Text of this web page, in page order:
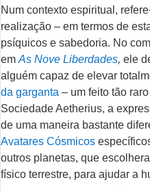
Num contexto espiritual,
realização – em termos de
psíquicos e sabedoria. No
em As Nove Liberdades, ele
alguém capaz de elevar
da garganta – um feito tão
Sociedade Aetherius, a
de uma maneira bastante
Avatares Cósmicos
outros planetas, que
físico terrestre, para ajudar a